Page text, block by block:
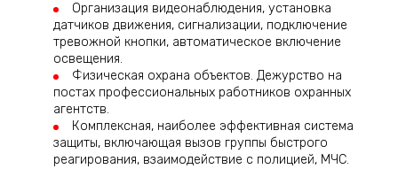
Организация видеонаблюдения, установка
датчиков движения, сигнализации, подключение
тревожной кнопки, автоматическое включение
освещения.
Физическая охрана объектов. Дежурство на
постах профессиональных работников охранных
агентств.
Комплексная, наиболее эффективная система
защиты, включающая вызов группы быстрого
реагирования, взаимодействие с полицией, МЧС.